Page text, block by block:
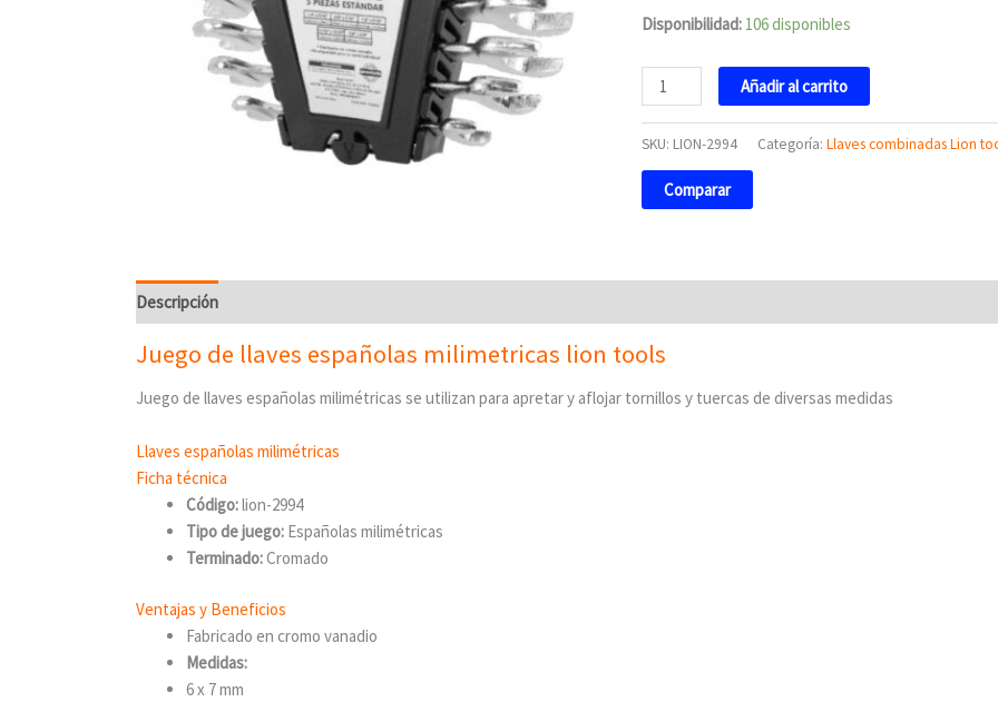
Disponibilidad: 106 disponibles
Añadir al carrito
SKU: LION-2994 Categoría: Llaves combinadas Lion
Comparar
Descripción
Juego de llaves españolas milimetricas lion tools
Juego de llaves españolas milimétricas se utilizan para apretar y aflojar tornillos y tuercas de diversas medidas
Llaves españolas milimétricas
Ficha técnica
Código:lion-2994
Tipo de juego: Españolas milimétricas
Terminado:Cromado
Ventajas y Beneficios
Fabricado en cromo vanadio
Medidas:
6 x 7 mm